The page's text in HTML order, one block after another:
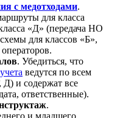
с медотходами.
для класса
«Д» (передача НО
для классов «Б»,
. Убедиться, что
ведутся по всем
и содержат все
ответственные).
.
и младшего